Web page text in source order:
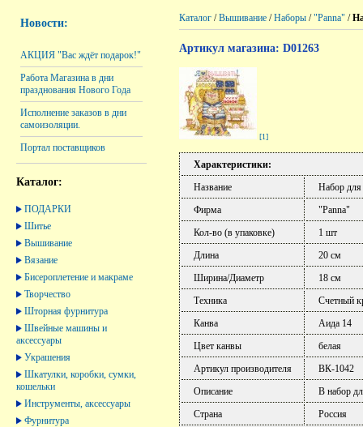
Новости:
АКЦИЯ "Вас ждёт подарок!"
Работа Магазина в дни
празднования Нового Года
Исполнение заказов в дни
самоизоляции.
Портал поставщиков
Каталог:
ПОДАРКИ
Шитье
Вышивание
Вязание
Бисероплетение и макраме
Творчество
Шторная фурнитура
Швейные машины и
аксессуары
Украшения
Шкатулки, коробки, сумки,
кошельки
Инструменты, аксессуары
Фурнитура
Каталог /Вышивание /Наборы /"Panna" /
Артикул магазина: D01263
[1]
Характеристики:
Название
Набор
Фирма
"Panna"
Кол-во (в упаковке)
1 шт
Длина
20 см
Ширина/Диаметр
18 см
Техника
Счетный
Канва
Аида 14
Цвет канвы
белая
Артикул производителя
ВК-1042
Описание
В набор
Страна
Россия